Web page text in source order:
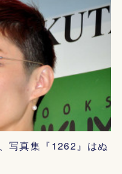
写真集『1262』はぬ